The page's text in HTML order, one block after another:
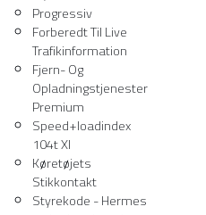
Progressiv
Forberedt Til Live
Trafikinformation
Fjern- Og
Opladningstjenester
Premium
Speed+loadindex
104t Xl
Køretøjets
Stikkontakt
Styrekode - Hermes